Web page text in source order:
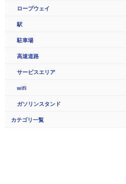
ロープウェイ
駅
駐車場
高速道路
サービスエリア
wifi
ガソリンスタンド
カテゴリ一覧